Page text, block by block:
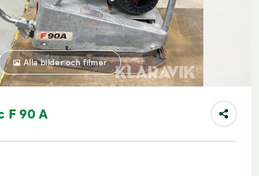
Alla bilder och filmer
F 90 A